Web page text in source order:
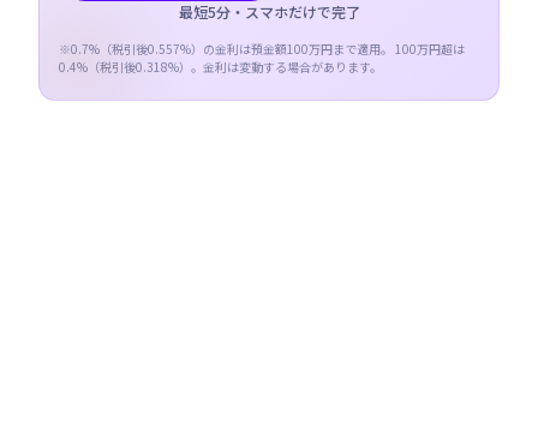
最短5分・スマホだけで完了
※0.7%（税引後0.557%）の金利は預金額100万円まで適用。 100万円超は
0.4%（税引後0.318%）。金利は変動する場合があります。